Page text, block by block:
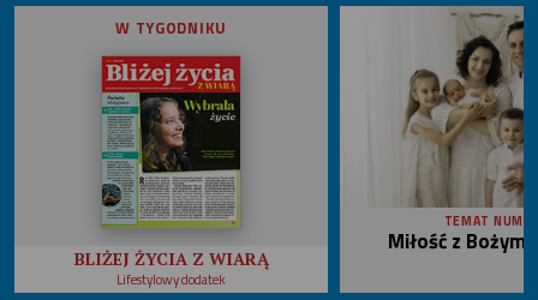
W TYGODNIKU
BLIŻEJ ŻYCIA Z WIARĄ
Lifestylowy dodatek
TEMAT
Miłość z